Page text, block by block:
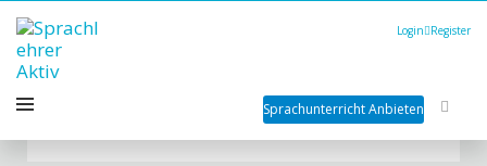
Login Register
Sprachunterricht Anbieten